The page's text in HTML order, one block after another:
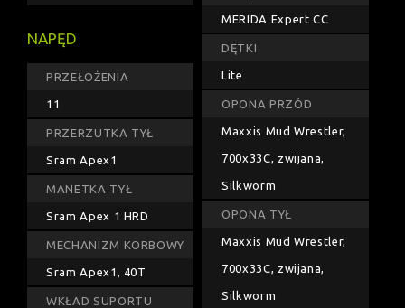
NAPĘD
PRZEŁOŻENIA
11
PRZERZUTKA TYŁ
Sram Apex1
MANETKA TYŁ
Sram Apex 1 HRD
MECHANIZM KORBOWY
Sram Apex1, 40T
WKŁAD SUPORTU
MERIDA Expert CC
DĘTKI
Lite
OPONA PRZÓD
Maxxis Mud Wrestler,
700x33C, zwijana,
Silkworm
OPONA TYŁ
Maxxis Mud Wrestler,
700x33C, zwijana,
Silkworm